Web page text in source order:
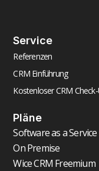
Service
Referenzen
CRM Einführung
Kostenloser CRM
Pläne
Software as a Service
On Premise
Wice CRM Freemium